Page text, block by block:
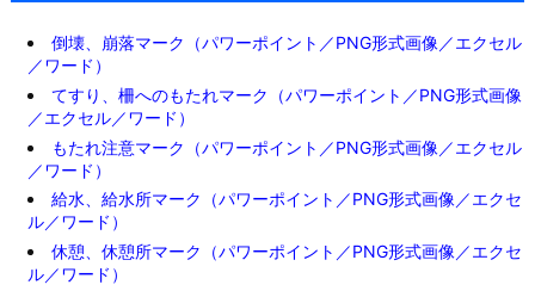
倒壊、崩落マーク（パワーポイント／PNG形式画像／エクセル
／ワード）
てすり、柵へのもたれマーク（パワーポイント／PNG形式画像
／エクセル／ワード）
もたれ注意マーク（パワーポイント／PNG形式画像／エクセル
／ワード）
給水、給水所マーク（パワーポイント／PNG形式画像／エクセ
ル／ワード）
休憩、休憩所マーク（パワーポイント／PNG形式画像／エクセ
ル／ワード）